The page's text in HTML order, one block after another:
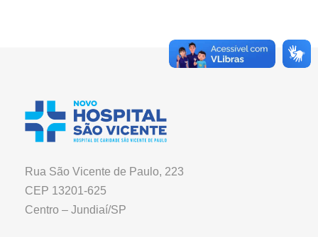
Rua São Vicente de Paulo, 223
CEP 13201-625
Centro – Jundiaí/SP